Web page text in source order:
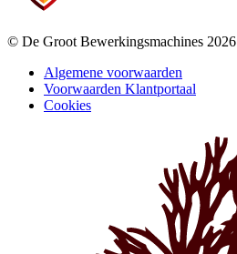
© De Groot Bewerkingsmachines 2026
Algemene voorwaarden
Voorwaarden Klantportaal
Cookies